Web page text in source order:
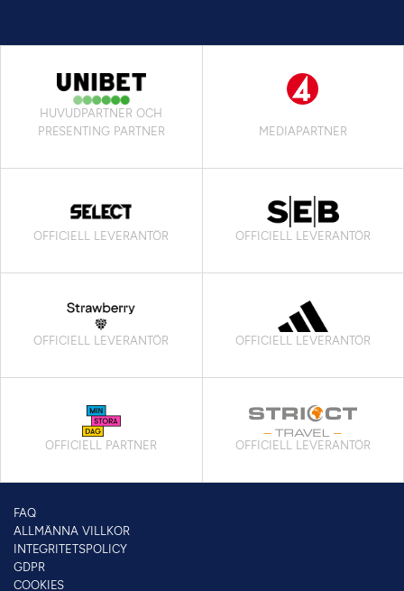
HUVUDPARTNER OCH
PRESENTING PARTNER
MEDIAPARTNER
OFFICIELL LEVERANTÖR OFFICIELL LEVERANTÖR
OFFICIELL LEVERANTÖR OFFICIELL LEVERANTÖR
OFFICIELL PARTNER OFFICIELL LEVERANTÖR
FAQ
ALLMÄNNA VILLKOR
INTEGRITETSPOLICY
GDPR
COOKIES